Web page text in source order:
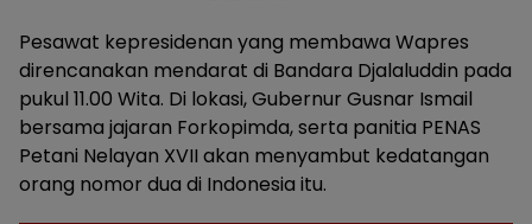
Pesawat kepresidenan yang membawa Wapres
direncanakan mendarat di Bandara Djalaluddin pada
pukul 11.00 Wita. Di lokasi, Gubernur Gusnar Ismail
bersama jajaran Forkopimda, serta panitia PENAS
Petani Nelayan XVII akan menyambut kedatangan
orang nomor dua di Indonesia itu.